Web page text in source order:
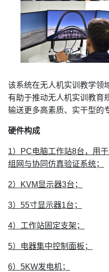
该系统在无人机实训教学领
有助于推动无人机实训教育
输送更多高素质、实干型的
硬件构成
1）PC电脑工作站8台，用
组网与协同仿真验证系统；
2）KVM显示器3台；
3）55寸显示器1台；
4）工作站固定支架；
5）电器集中控制面板；
6）5KW发电机；